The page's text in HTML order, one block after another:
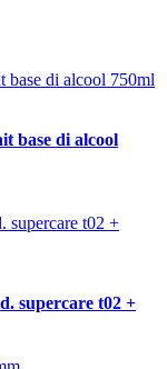
base di alcool
supercare t02 +